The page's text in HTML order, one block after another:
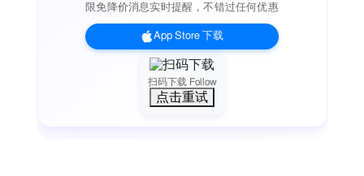
扫码下载 Follow
点击重试
限免降价消息实时提醒，不错过任何优惠
App Store 下载